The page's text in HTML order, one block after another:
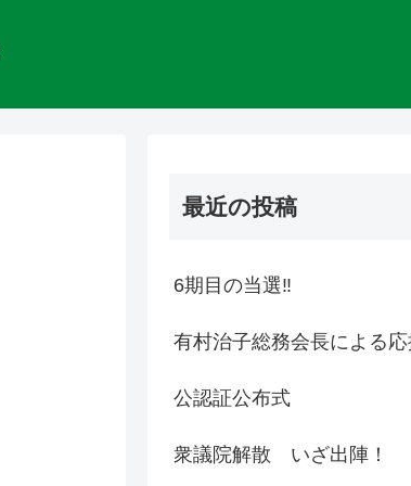
最近の投稿
6期目の当選‼
有村治子総務会長による
公認証公布式
衆議院解散 いざ出陣！